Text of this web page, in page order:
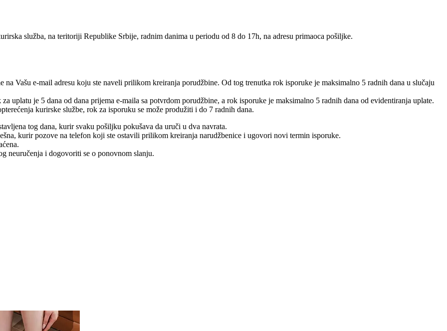
služba, na teritoriji Republike Srbije, radnim danima u periodu od 8 do 17h, na adresu primaoca pošiljke.
Vašu e-mail adresu koju ste naveli prilikom kreiranja porudžbine. Od tog trenutka rok isporuke je maksimalno 5 radnih dana u slučaju
uplatu je 5 dana od dana prijema e-maila sa potvrdom porudžbine, a rok isporuke je maksimalno 5 radnih dana od evidentiranja uplate.
kurirske službe, rok za isporuku se može produžiti i do 7 radnih dana.
tog dana, kurir svaku pošiljku pokušava da uruči u dva navrata.
kurir pozove na telefon koji ste ostavili prilikom kreiranja narudžbenice i ugovori novi termin isporuke.
neuručenja i dogovoriti se o ponovnom slanju.